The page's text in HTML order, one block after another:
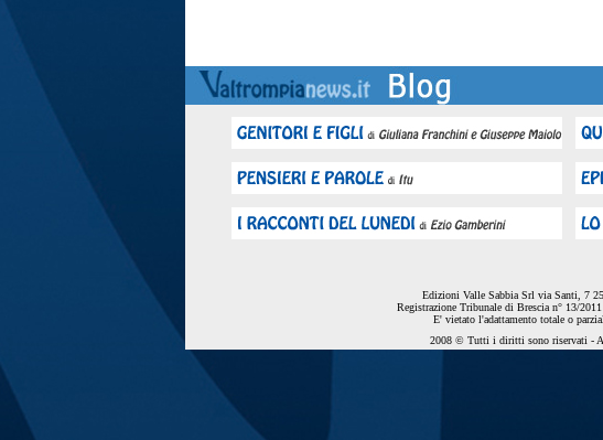
Edizioni Valle Sabbia Srl via Santi, 7
Registrazione Tribunale di Brescia n° 13/
E' vietato l'adattamento totale o
2008 © Tutti i diritti sono riservati -